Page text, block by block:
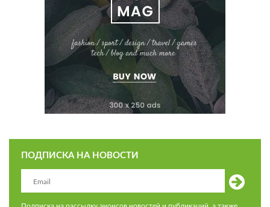
ПОДПИСКА НА НОВОСТИ